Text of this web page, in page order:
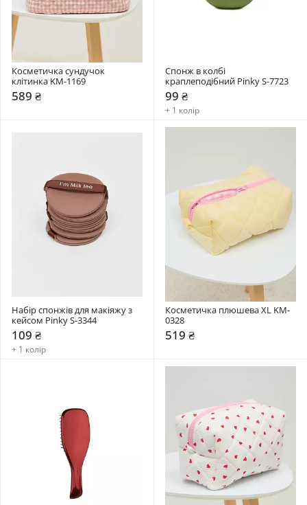
Косметичка сундучок
клітинка KM-1169
589 ₴
Спонж в колбі
краплеподібний Pinky S-7723
99 ₴
+ 1 колір
Набір спонжів для макіяжу з
кейсом Pinky S-3344
109 ₴
+ 1 колір
Косметичка плюшева XL KM-
0328
519 ₴